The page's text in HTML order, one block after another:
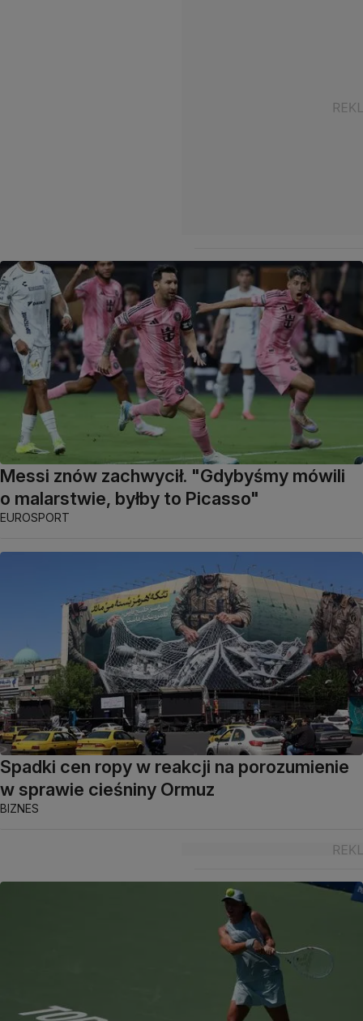
Messi znów zachwycił. "Gdybyśmy mówili
o malarstwie, byłby to Picasso"
EUROSPORT
Spadki cen ropy w reakcji na porozumienie
w sprawie cieśniny Ormuz
BIZNES